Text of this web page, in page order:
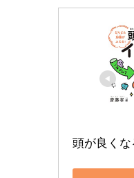
頭が良くな